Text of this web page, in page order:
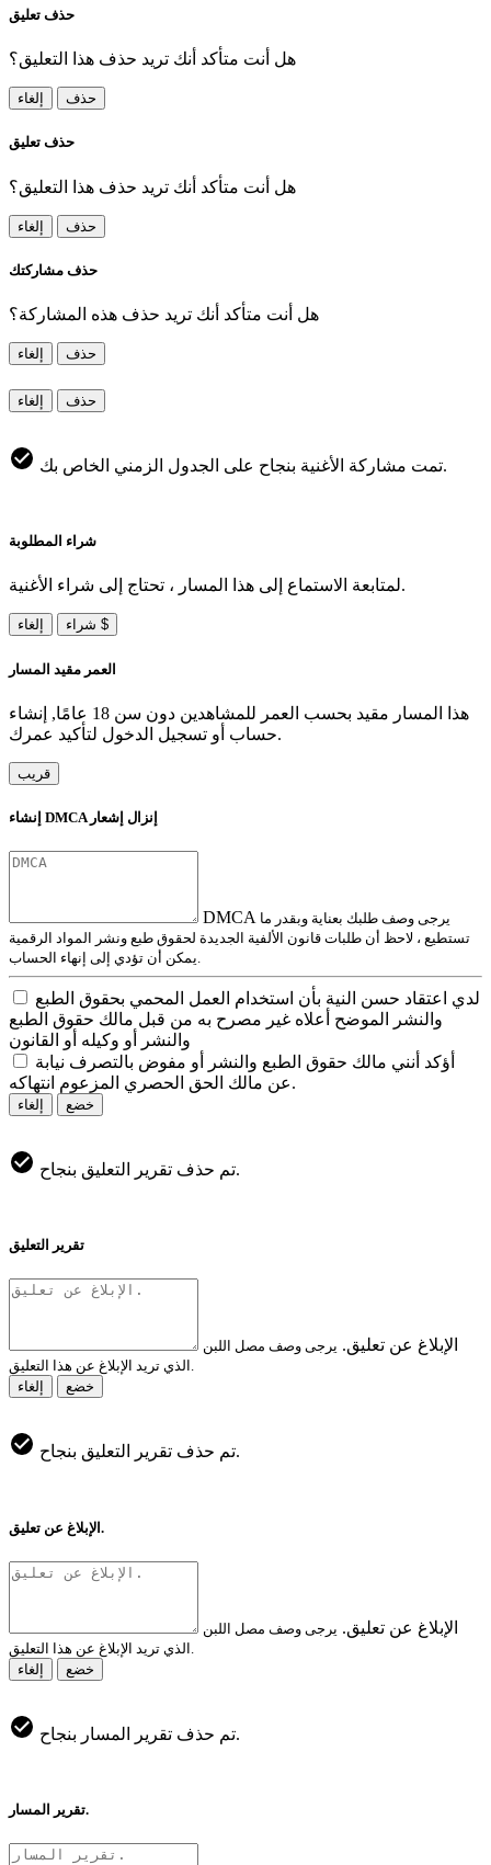
حذف تعليق
هل أنت متأكد أنك تريد حذف هذا التعليق؟
إلغاء حذف
حذف تعليق
هل أنت متأكد أنك تريد حذف هذا التعليق؟
إلغاء حذف
حذف مشاركتك
هل أنت متأكد أنك تريد حذف هذه المشاركة؟
إلغاء حذف
إلغاء حذف
تمت مشاركة الأغنية بنجاح على الجدول الزمني الخاص بك.
شراء المطلوبة
لمتابعة الاستماع إلى هذا المسار ، تحتاج إلى شراء الأغنية.
إلغاء شراء $
العمر مقيد المسار
هذا المسار مقيد بحسب العمر للمشاهدين دون سن 18 عامًا, إنشاء
حساب أو تسجيل الدخول لتأكيد عمرك.
قريب
إنشاء DMCA إنزال إشعار
DMCA يرجى وصف طلبك بعناية وبقدر ما
تستطيع ، لاحظ أن طلبات قانون الألفية الجديدة لحقوق طبع ونشر المواد الرقمية
يمكن أن تؤدي إلى إنهاء الحساب.
لدي اعتقاد حسن النية بأن استخدام العمل المحمي بحقوق الطبع
والنشر الموضح أعلاه غير مصرح به من قبل مالك حقوق الطبع
والنشر أو وكيله أو القانون
أؤكد أنني مالك حقوق الطبع والنشر أو مفوض بالتصرف نيابة
عن مالك الحق الحصري المزعوم انتهاكه.
إلغاء خضع
تم حذف تقرير التعليق بنجاح.
تقرير التعليق
الإبلاغ عن تعليق. يرجى وصف مصل اللبن
الذي تريد الإبلاغ عن هذا التعليق.
إلغاء
خضع
تم حذف تقرير التعليق بنجاح.
الإبلاغ عن تعليق.
الإبلاغ عن تعليق. يرجى وصف مصل اللبن
إلغاء
خضع
تم حذف تقرير المسار بنجاح.
تقرير المسار.